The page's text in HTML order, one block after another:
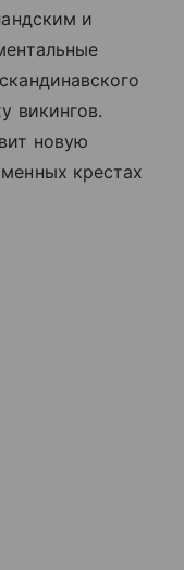
и
викингов.
новую
крестах